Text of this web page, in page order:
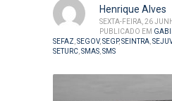
Henrique Alves
SEXTA-FEIRA, 26
PUBLICADO EM
SEFAZ SEGOV, SEGP,SEINTRA
SETURC SMAS SMS